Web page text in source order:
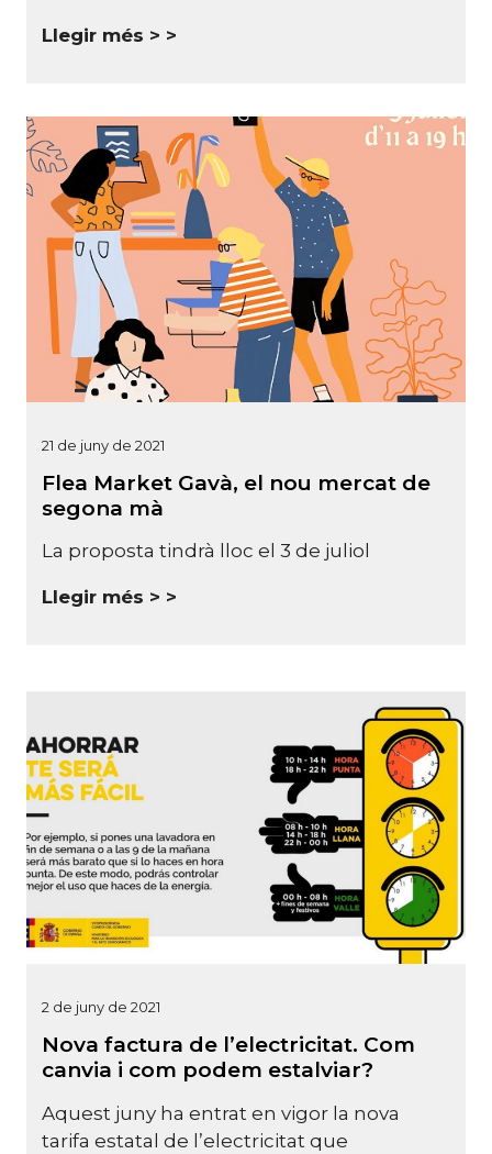
Llegir més >
21 de juny de 2021
Flea Market Gavà, el nou mercat de
segona mà
La proposta tindrà lloc el 3 de juliol
Llegir més >
2 de juny de 2021
Nova factura de l’electricitat. Com
canvia i com podem estalviar?
Aquest juny ha entrat en vigor la nova
tarifa estatal de l’electricitat que